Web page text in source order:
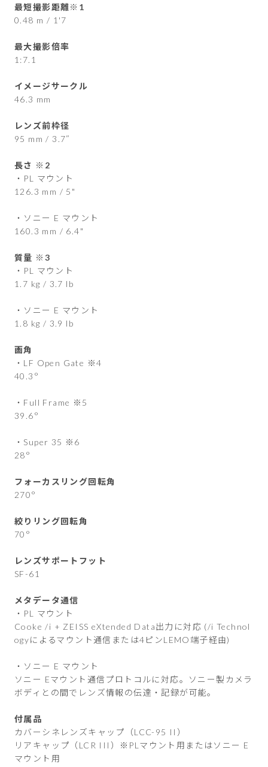
最短撮影距離※1
0.48 m / 1'7
最大撮影倍率
1:7.1
イメージサークル
46.3 mm
レンズ前枠径
95 mm / 3.7″
長さ ※2
・PL マウント
126.3 mm / 5"
・ソニー E マウント
160.3 mm / 6.4"
質量 ※3
・PL マウント
1.7 kg / 3.7 lb
・ソニー E マウント
1.8 kg / 3.9 lb
画角
・LF Open Gate ※4
40.3°
・Full Frame ※5
39.6°
・Super 35 ※6
28°
フォーカスリング回転角
270°
絞りリング回転角
70°
レンズサポートフット
SF-61
メタデータ通信
・PL マウント
Cooke /i + ZEISS eXtended Data出力に対応 (/i Technol
ogyによるマウント通信または4ピンLEMO端子経由)
・ソニー E マウント
ソニー Eマウント通信プロトコルに対応。ソニー製カメラ
ボディとの間でレンズ情報の伝達・記録が可能。
付属品
カバーシネレンズキャップ（LCC-95 II）
リアキャップ（LCR III）※PLマウント用またはソニー E
マウント用